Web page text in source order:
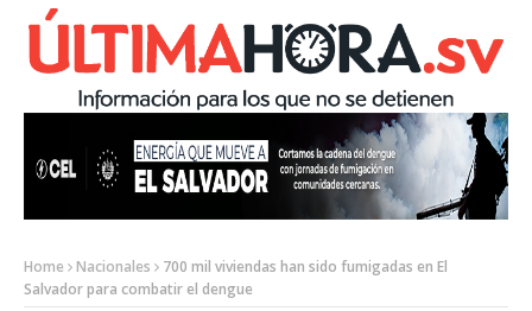
Home Nacionales
700 mil viviendas han sido fumigadas en El
Salvador para combatir el dengue